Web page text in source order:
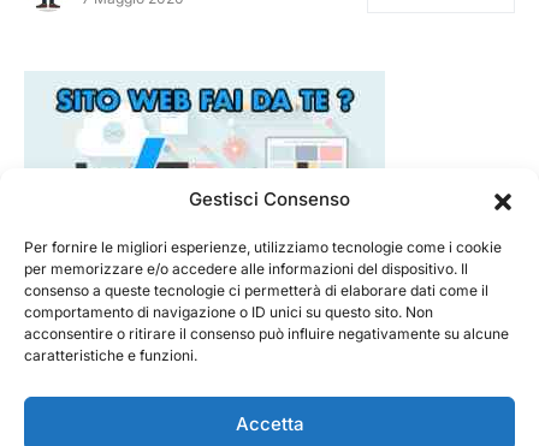
Gestisci Consenso
Per fornire le migliori esperienze, utilizziamo tecnologie come i cookie
per memorizzare e/o accedere alle informazioni del dispositivo. Il
consenso a queste tecnologie ci permetterà di elaborare dati come il
comportamento di navigazione o ID unici su questo sito. Non
acconsentire o ritirare il consenso può influire negativamente su alcune
caratteristiche e funzioni.
Accetta